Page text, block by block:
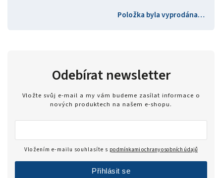
Položka byla vyprodána…
Odebírat newsletter
Vložte svůj e-mail a my vám budeme zasílat informace o
nových produktech na našem e-shopu.
Vložením e-mailu souhlasíte s podmínkami ochrany osobních údajů
Přihlásit se